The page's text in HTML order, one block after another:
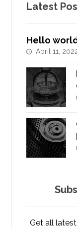
Latest
Hello
Abril 11,
Get all